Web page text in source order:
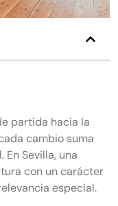
partida hacia la
cambio suma
Sevilla, una
con un carácter
especial.